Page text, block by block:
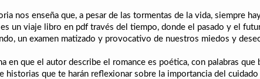
nos enseña que, a pesar de las tormentas de la vida, siempre
un viaje libro en pdf través del tiempo, donde el pasado y el
un examen matizado y provocativo de nuestros miedos y
en que el autor describe el romance es poética, con palabras
historias que te harán reflexionar sobre la importancia del